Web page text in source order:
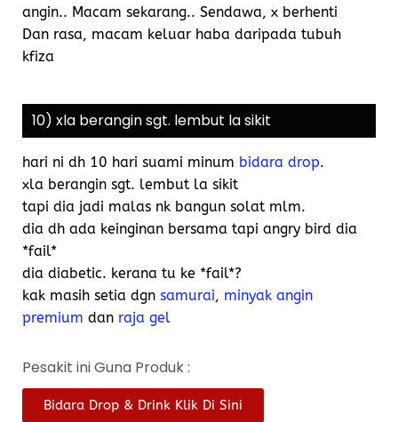
angin.. Macam sekarang.. Sendawa, x berhenti
Dan rasa, macam keluar haba daripada tubuh
kfiza
10) xla berangin sgt. lembut la sikit
hari ni dh 10 hari suami minum bidara drop.
xla berangin sgt. lembut la sikit
tapi dia jadi malas nk bangun solat mlm.
dia dh ada keinginan bersama tapi angry bird dia
*fail*
dia diabetic. kerana tu ke *fail*?
kak masih setia dgn samurai, minyak angin
premium dan raja gel
Pesakit ini Guna Produk :
Bidara Drop & Drink Klik Di Sini